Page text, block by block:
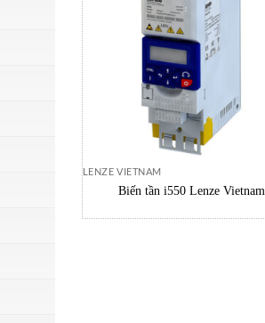
LENZE VIETNAM
Biến tần i550 Lenze Vietnam